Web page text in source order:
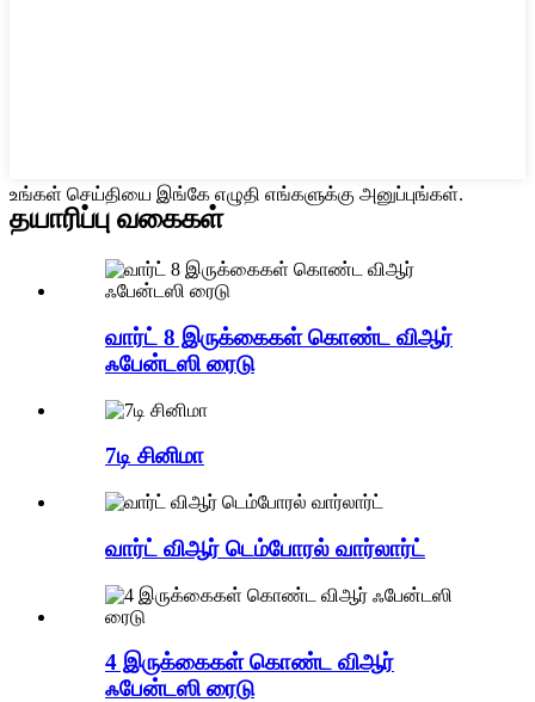
உங்கள் செய்தியை இங்கே எழுதி எங்களுக்கு அனுப்புங்கள்.
தயாரிப்பு வகைகள்
வார்ட் 8 இருக்கைகள் கொண்ட விஆர்
ஃபேன்டஸி ரைடு
7டி சினிமா
வார்ட் விஆர் டெம்போரல் வார்லார்ட்
4 இருக்கைகள் கொண்ட விஆர்
ஃபேன்டஸி ரைடு